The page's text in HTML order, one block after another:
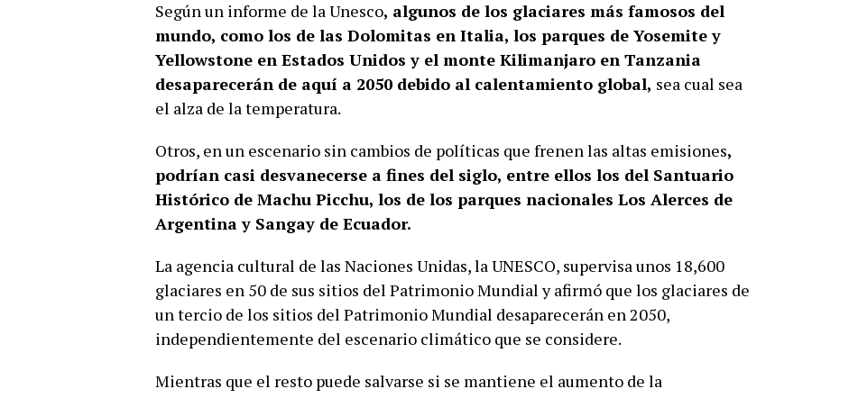
Según un informe de la Unesco, algunos de los glaciares más famosos del
mundo, como los de las Dolomitas en Italia, los parques de Yosemite y
Yellowstone en Estados Unidos y el monte Kilimanjaro en Tanzania
desaparecerán de aquí a 2050 debido al calentamiento global, sea cual sea
el alza de la temperatura.
Otros, en un escenario sin cambios de políticas que frenen las altas emisiones,
podrían casi desvanecerse a fines del siglo, entre ellos los del Santuario
Histórico de Machu Picchu, los de los parques nacionales Los Alerces de
Argentina y Sangay de Ecuador.
La agencia cultural de las Naciones Unidas, la UNESCO, supervisa unos 18,600
glaciares en 50 de sus sitios del Patrimonio Mundial y afirmó que los glaciares de
un tercio de los sitios del Patrimonio Mundial desaparecerán en 2050,
independientemente del escenario climático que se considere.
Mientras que el resto puede salvarse si se mantiene el aumento de la